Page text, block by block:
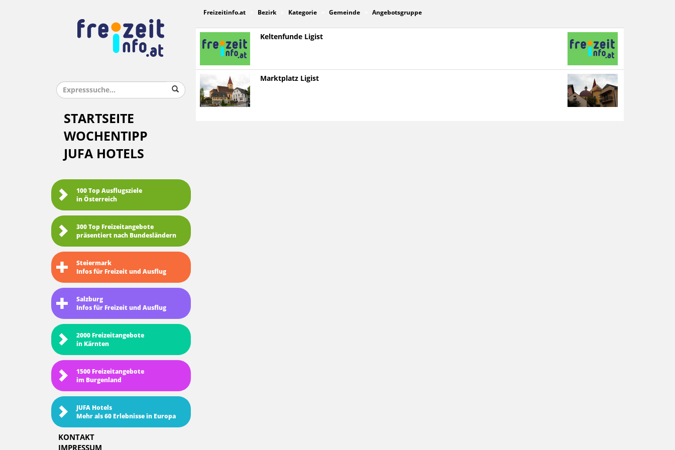
STARTSEITE
WOCHENTIPP
JUFA HOTELS
100 Top Ausflugsziele
in Österreich
300 Top Freizeitangebote
präsentiert nach Bundesländern
Steiermark
Infos für Freizeit und Ausflug
Salzburg
Infos für Freizeit und Ausflug
2000 Freizeitangebote
in Kärnten
1500 Freizeitangebote
im Burgenland
JUFA Hotels
Mehr als 60 Erlebnisse in Europa
KONTAKT
IMPRESSUM
Freizeitinfo.at Bezirk Kategorie Gemeinde Angebotsgruppe
Keltenfunde Ligist
Marktplatz Ligist